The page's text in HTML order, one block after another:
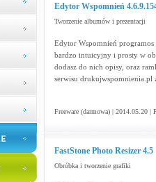
Edytor Wspomnień
Tworzenie albumów i prezentacji
Edytor Wspomnień
bardzo intuicyjny i prosty w
dodasz do nich opisy, oraz
serwisu drukujwspomnienia.pl
Freeware (darmowa) | 2014.05.20 |
FastStone Photo Resizer 4.5
Obróbka i tworzenie grafiki